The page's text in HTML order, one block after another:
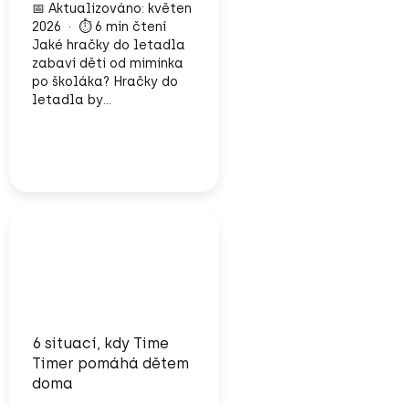
📅 Aktualizováno: květen
2026 · ⏱️ 6 min čtení
Jaké hračky do letadla
zabaví děti od miminka
po školáka? Hračky do
letadla by...
6 situací, kdy Time
Timer pomáhá dětem
doma